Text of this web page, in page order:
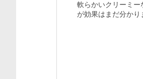
軟らかいクリーミ
が効果はまだ分かり